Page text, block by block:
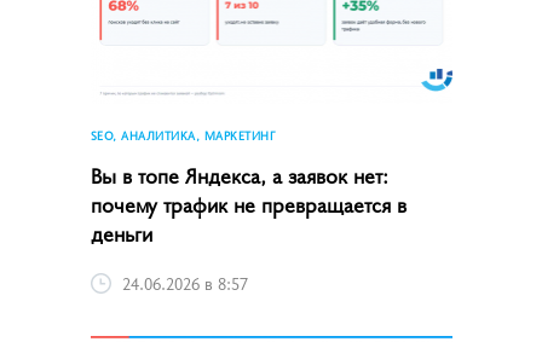
SEO, АНАЛИТИКА, МАРКЕТИНГ
Вы в топе Яндекса, а заявок нет:
почему трафик не превращается в
деньги
24.06.2026 в 8:57